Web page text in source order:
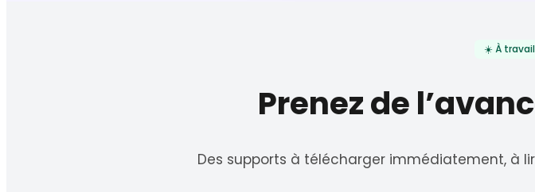
☀️ À
Prenez de
Des supports à télécharger immédiatement, à